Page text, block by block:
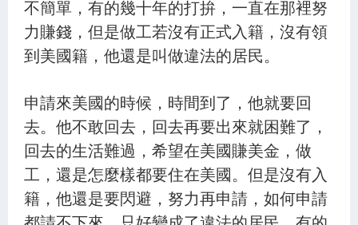
不簡單，有的幾十年的打拚，一直在那裡努
力賺錢，但是做工若沒有正式入籍，沒有領
到美國籍，他還是叫做違法的居民。
申請來美國的時候，時間到了，他就要回
去。他不敢回去，回去再要出來就困難了，
回去的生活難過，希望在美國賺美金，做
工，還是怎麼樣都要住在美國。但是沒有入
籍，他還是要閃避，努力再申請，如何申請